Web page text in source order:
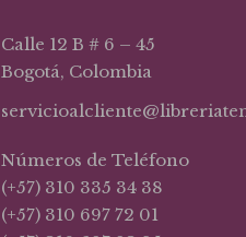
Calle 12 B # 6 – 45
Bogotá, Colombia
Números de Teléfono
(+57) 310 335 34 38
(+57) 310 697 72 01